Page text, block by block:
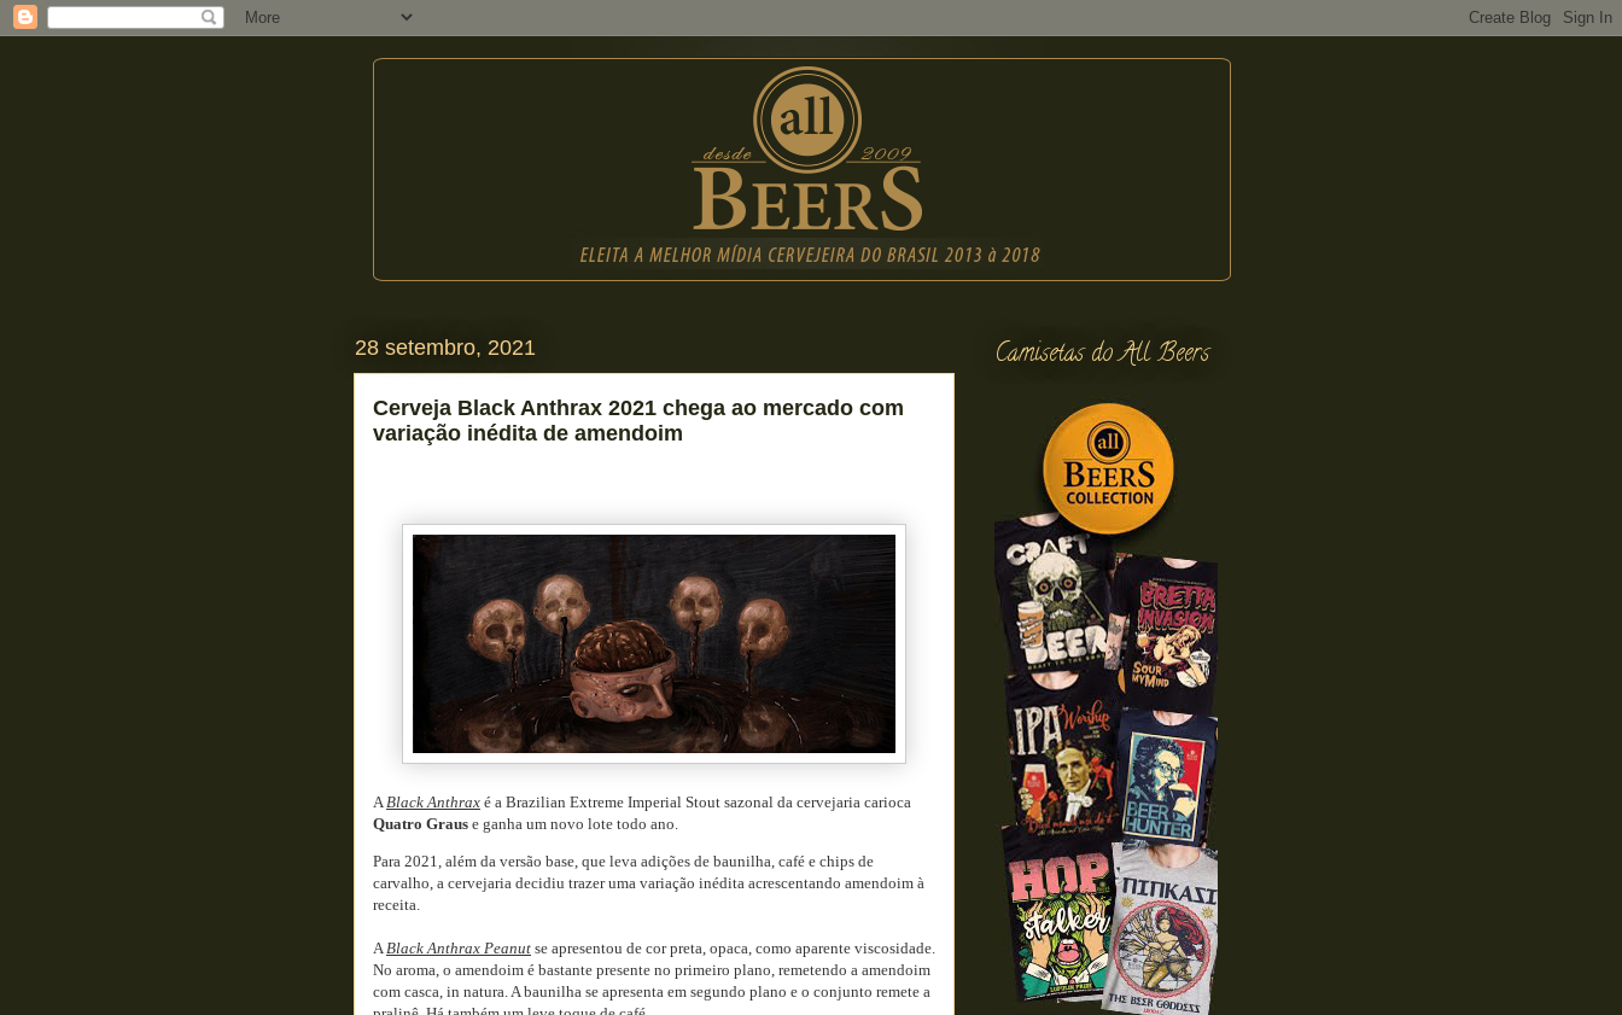
28 setembro, 2021
Cerveja Black Anthrax 2021 chega ao mercado com
variação inédita de amendoim
ABlack Anthrax é a Brazilian Extreme Imperial Stout sazonal da cervejaria carioca
Quatro Graus e ganha um novo lote todo ano.
Para 2021, além da versão base, que leva adições de baunilha, café e chips de
carvalho, a cervejaria decidiu trazer uma variação inédita acrescentando amendoim à
receita.
ABlack Anthrax Peanut se apresentou de cor preta, opaca, como aparente viscosidade.
No aroma, o amendoim é bastante presente no primeiro plano, remetendo a amendoim
com casca, in natura. A baunilha se apresenta em segundo plano e o conjunto remete a
Camisetas do All Beers